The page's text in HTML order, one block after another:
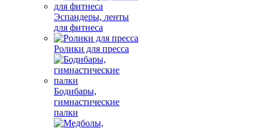
Эспандеры, ленты
для фитнеса
Ролики для пресса
Бодибары,
гимнастические
палки